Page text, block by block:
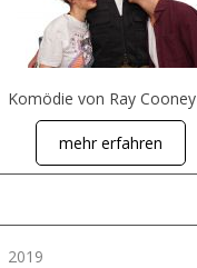
Komödie von Ray Cooney
mehr erfahren
2019